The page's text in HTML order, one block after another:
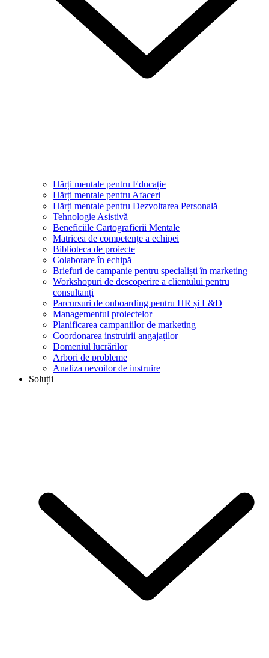
Hărți mentale pentru Educație
Hărți mentale pentru Afaceri
Hărți mentale pentru Dezvoltarea Personală
Tehnologie Asistivă
Beneficiile Cartografierii Mentale
Matricea de competențe a echipei
Biblioteca de proiecte
Colaborare în echipă
Briefuri de campanie pentru specialiști în marketing
Workshopuri de descoperire a clientului pentru
consultanți
Parcursuri de onboarding pentru HR și L&D
Managementul proiectelor
Planificarea campaniilor de marketing
Coordonarea instruirii angajaților
Domeniul lucrărilor
Arbori de probleme
Analiza nevoilor de instruire
Soluții